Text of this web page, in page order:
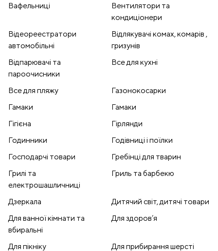
Вафельниці
Вентилятори та
кондиціонери
Відеореестратори
автомобільні
Відлякувачі комах, комарів ,
гризунів
Відпарювачі та
пароочисники
Все для кухні
Все для пляжу
Газонокосарки
Гамаки
Гамаки
Гігієна
Гірлянди
Годинники
Годівниці і поїлки
Господарчі товари
Гребінці для тварин
Грилі та
електрошашличниці
Гриль та барбекю
Дзеркала
Дитячий світ, дитячі товари
Для ванної кімнати та
вбиральні
Для здоров’я
Для пікніку
Для прибирання шерсті